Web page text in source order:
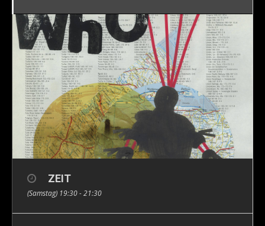
ZEIT
(Samstag) 19:30 - 21:30